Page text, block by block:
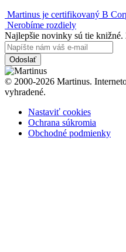
Martinus je certifikovaný B
Nerobíme rozdiely
Najlepšie novinky sú tie
Odoslať
© 2000-2026 Martinus.
vyhradené.
Nastaviť cookies
Ochrana súkromia
Obchodné podmienky